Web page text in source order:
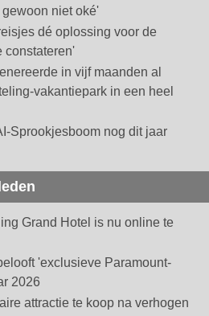
niet oké'
dé oplossing voor de
constateren'
in vijf maanden al
vakantiepark in een heel
Sprookjesboom nog dit jaar
Grand Hotel is nu online te
'exclusieve Paramount-
2026
attractie te koop na verhogen